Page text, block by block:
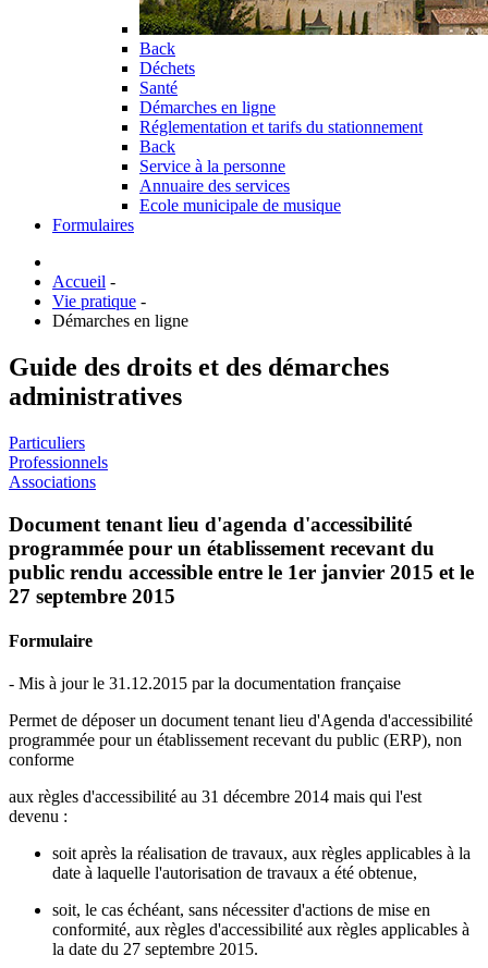
Back
Déchets
Santé
Démarches en ligne
Réglementation et tarifs du stationnement
Back
Service à la personne
Annuaire des services
Ecole municipale de musique
Formulaires
Accueil -
Vie pratique -
Démarches en ligne
Guide des droits et des démarches
administratives
Particuliers
Professionnels
Associations
Document tenant lieu d'agenda d'accessibilité
programmée pour un établissement recevant du
public rendu accessible entre le 1er janvier 2015 et le
27 septembre 2015
Formulaire
- Mis à jour le 31.12.2015 par la documentation française
Permet de déposer un document tenant lieu d'Agenda d'accessibilité
programmée pour un établissement recevant du public (ERP), non
conforme
aux règles d'accessibilité au 31 décembre 2014 mais qui l'est
devenu :
soit après la réalisation de travaux, aux règles applicables à la
date à laquelle l'autorisation de travaux a été obtenue,
soit, le cas échéant, sans nécessiter d'actions de mise en
conformité, aux règles d'accessibilité aux règles applicables à
la date du 27 septembre 2015.